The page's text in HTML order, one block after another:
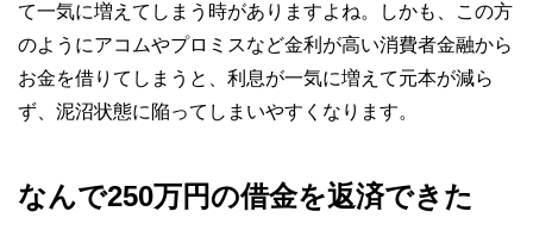
て一気に増えてしまう時がありますよね。しかも、この方
のようにアコムやプロミスなど金利が高い消費者金融から
お金を借りてしまうと、利息が一気に増えて元本が減ら
ず、泥沼状態に陥ってしまいやすくなります。
なんで250万円の借金を返済できた